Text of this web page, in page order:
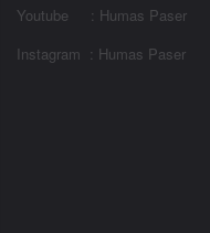
Youtube : Humas Paser
Instagram : Humas Paser